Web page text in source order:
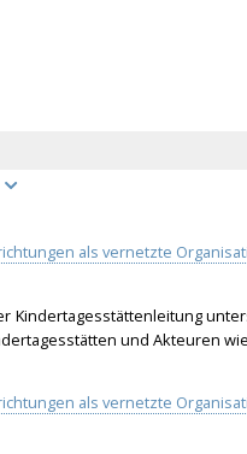
als vernetzte
Kindertagesstättenleitung
und Akteuren
als vernetzte